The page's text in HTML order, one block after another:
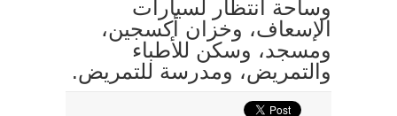
وساحة انتظار لسيارات
الإسعاف، وخزان أكسجين،
ومسجد، وسكن للأطباء
والتمريض، ومدرسة للتمريض.